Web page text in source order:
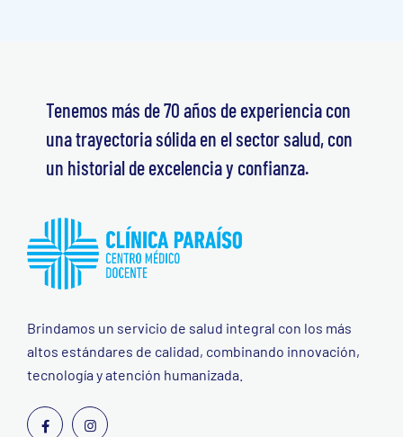
Tenemos más de 70 años de experiencia con
una trayectoria sólida en el sector salud, con
un historial de excelencia y confianza.
Brindamos un servicio de salud integral con los más
altos estándares de calidad, combinando innovación,
tecnología y atención humanizada.